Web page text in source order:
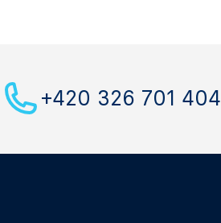
+420 326 701 404